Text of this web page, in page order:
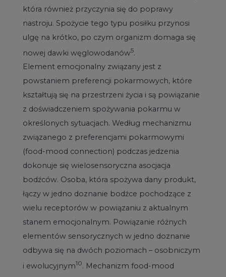
która również przyczynia się do poprawy
nastroju. Spożycie tego typu posiłku przynosi
ulgę na krótko, po czym organizm domaga się
nowej dawki węglowodanów5.
Element emocjonalny związany jest z
powstaniem preferencji pokarmowych, które
kształtują się na przestrzeni życia i są powiązanie
z doświadczeniem spożywania pokarmu w
określonych sytuacjach. Według mechanizmu
związanego z preferencjami pokarmowymi
(food-mood connection) podczas jedzenia
dokonuje się wielosensoryczna asocjacja
bodźców. Osoba, która spożywa dany produkt,
łączy w jedno doznanie bodźce pochodzące z
wielu receptorów w powiązaniu z aktualnym
stanem emocjonalnym. Powiązanie różnych
elementów sensorycznych w jedno doznanie
odbywa się na dwóch poziomach – osobniczym
i ewolucyjnym10. Mechanizm food-mood